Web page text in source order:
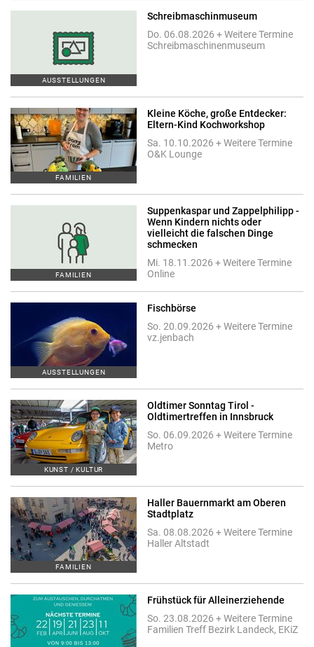
AUSSTELLUNGEN
Schreibmaschinmuseum
Do. 06.08.2026 + Weitere Termine
Schreibmaschinenmuseum
FAMILIEN
Kleine Köche, große Entdecker:
Eltern-Kind Kochworkshop
Sa. 10.10.2026 + Weitere Termine
O&K Lounge
FAMILIEN
Suppenkaspar und Zappelphilipp -
Wenn Kindern nichts oder
vielleicht die falschen Dinge
schmecken
Mi. 18.11.2026 + Weitere Termine
Online
AUSSTELLUNGEN
Fischbörse
So. 20.09.2026 + Weitere Termine
vz.jenbach
KUNST / KULTUR
Oldtimer Sonntag Tirol -
Oldtimertreffen in Innsbruck
So. 06.09.2026 + Weitere Termine
Metro
FAMILIEN
Haller Bauernmarkt am Oberen
Stadtplatz
Sa. 08.08.2026 + Weitere Termine
Haller Altstadt
Frühstück für Alleinerziehende
So. 23.08.2026 + Weitere Termine
Familien Treff Bezirk Landeck, EKiZ